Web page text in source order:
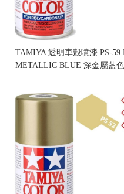
TAMIYA 透明車殼噴漆 PS-59
METALLIC BLUE 深金屬藍